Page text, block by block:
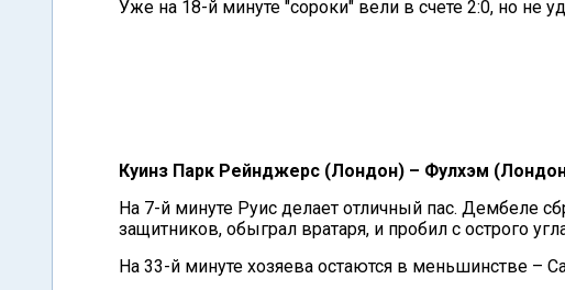
Уже на 18-й минуте "сороки" вели в счете 2:0, но не
Куинз Парк Рейнджерс (Лондон) – Фулхэм
На 7-й минуте Руис делает отличный пас. Дембеле
защитников, обыграл вратаря, и пробил с острого
На 33-й минуте хозяева остаются в меньшинстве –